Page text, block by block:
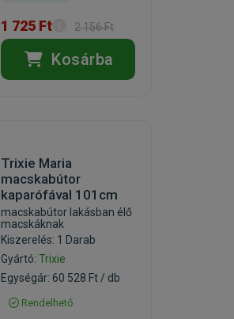
1 725 Ft 2 156 Ft
Kosárba
Trixie Maria
macskabútor
kaparófával 101cm
macskabútor lakásban élő
macskáknak
Kiszerelés: 1 Darab
Gyártó:Trixie
Egységár: 60 528 Ft / db
Rendelhető